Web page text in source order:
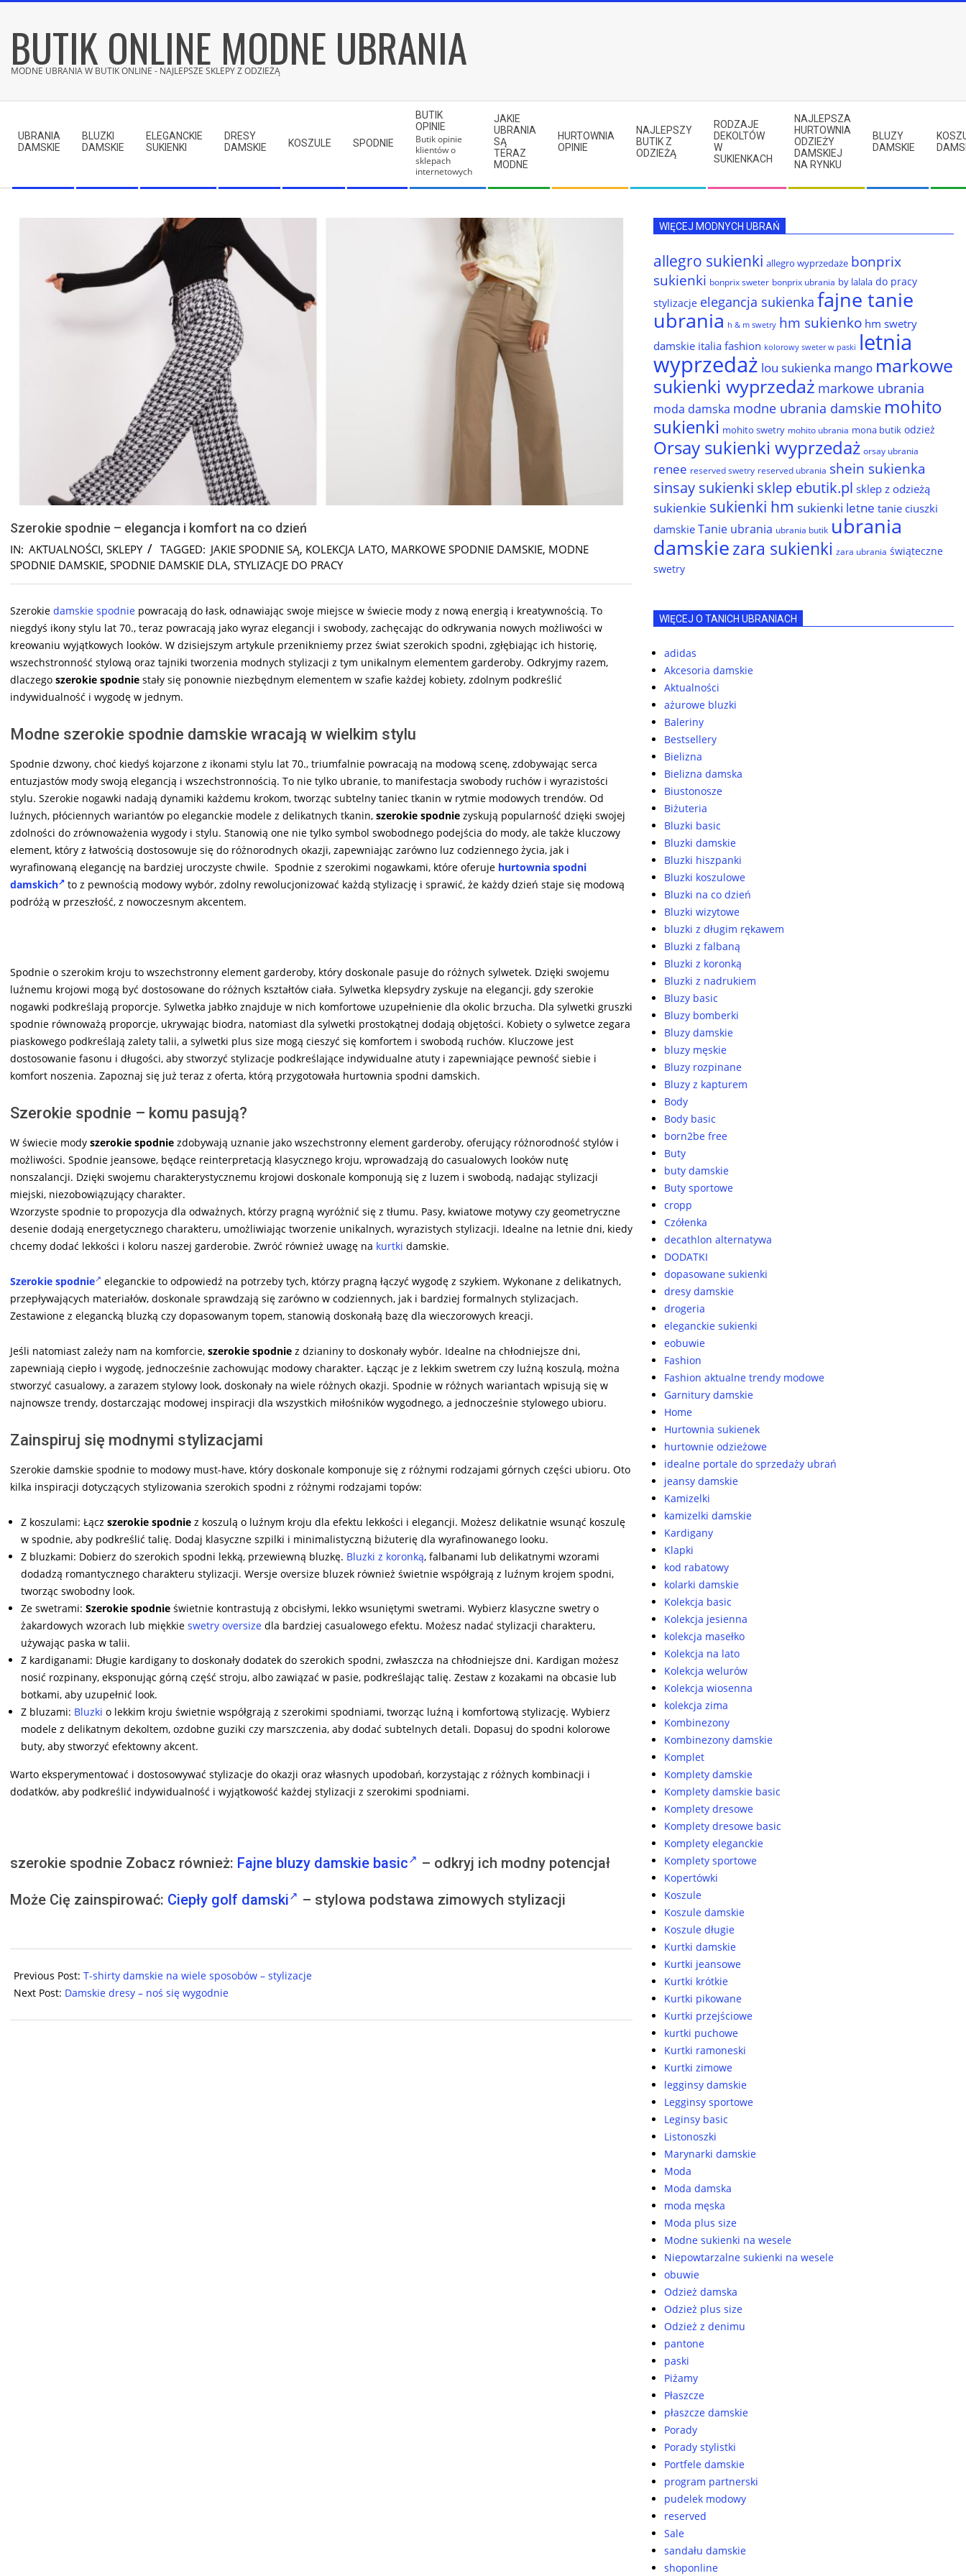
contentBUTIK ONLINE MODNE UBRANIA
MODNE UBRANIA W BUTIK ONLINE - NAJLEPSZE SKLEPY Z ODZIEŻĄ
Menu
UBRANIA
DAMSKIE
BLUZKI
DAMSKIE
ELEGANCKIE
SUKIENKI
DRESY
DAMSKIE
KOSZULE SPODNIE
BUTIK
OPINIE
Butik opinie
klientów o
sklepach
internetowych
JAKIE
UBRANIA
SĄ
TERAZ
MODNE
HURTOWNIA
OPINIE
NAJLEPSZY
BUTIK Z
ODZIEŻĄ
RODZAJE
DEKOLTÓW
W
SUKIENKACH
NAJLEPSZA
HURTOWNIA
ODZIEŻY
DAMSKIEJ
NA RYNKU
BLUZY
DAMSKIE
Szerokie spodnie – elegancja i komfort na co dzień
IN: AKTUALNOŚCI, SKLEPY TAGGED: JAKIE SPODNIE SĄ, KOLEKCJA LATO, MARKOWE SPODNIE DAMSKIE, MODNE
SPODNIE DAMSKIE, SPODNIE DAMSKIE DLA, STYLIZACJE DO PRACY
Szerokie damskie spodnie powracają do łask, odnawiając swoje miejsce w świecie mody z nową energią i kreatywnością. To
niegdyś ikony stylu lat 70., teraz powracają jako wyraz elegancji i swobody, zachęcając do odkrywania nowych możliwości w
kreowaniu wyjątkowych looków. W dzisiejszym artykule przenikniemy przez świat szerokich spodni, zgłębiając ich historię,
wszechstronność stylową oraz tajniki tworzenia modnych stylizacji z tym unikalnym elementem garderoby. Odkryjmy razem,
dlaczego szerokie spodnie stały się ponownie niezbędnym elementem w szafie każdej kobiety, zdolnym podkreślić
indywidualność i wygodę w jednym.
Modne szerokie spodnie damskie wracają w wielkim stylu
Spodnie dzwony, choć kiedyś kojarzone z ikonami stylu lat 70., triumfalnie powracają na modową scenę, zdobywając serca
entuzjastów mody swoją elegancją i wszechstronnością. To nie tylko ubranie, to manifestacja swobody ruchów i wyrazistości
stylu. Szerokie nogawki nadają dynamiki każdemu krokom, tworząc subtelny taniec tkanin w rytmie modowych trendów. Od
luźnych, płóciennych wariantów po eleganckie modele z delikatnych tkanin, szerokie spodnie zyskują popularność dzięki swojej
zdolności do zrównoważenia wygody i stylu. Stanowią one nie tylko symbol swobodnego podejścia do mody, ale także kluczowy
element, który z łatwością dostosowuje się do różnorodnych okazji, zapewniając zarówno luz codziennego życia, jak i
wyrafinowaną elegancję na bardziej uroczyste chwile. Spodnie z szerokimi nogawkami, które oferuje hurtownia spodni
damskich
to z pewnością modowy wybór, zdolny rewolucjonizować każdą stylizację i sprawić, że każdy dzień staje się modową
podróżą w przeszłość, z nowoczesnym akcentem.
Spodnie o szerokim kroju to wszechstronny element garderoby, który doskonale pasuje do różnych sylwetek. Dzięki swojemu
luźnemu krojowi mogą być dostosowane do różnych kształtów ciała. Sylwetka klepsydry zyskuje na elegancji, gdy szerokie
nogawki podkreślają proporcje. Sylwetka jabłko znajduje w nich komfortowe uzupełnienie dla okolic brzucha. Dla sylwetki gruszki
spodnie równoważą proporcje, ukrywając biodra, natomiast dla sylwetki prostokątnej dodają objętości. Kobiety o sylwetce zegara
piaskowego podkreślają zalety talii, a sylwetki plus size mogą cieszyć się komfortem i swobodą ruchów. Kluczowe jest
dostosowanie fasonu i długości, aby stworzyć stylizacje podkreślające indywidualne atuty i zapewniające pewność siebie i
komfort noszenia. Zapoznaj się już teraz z oferta, którą przygotowała hurtownia spodni damskich.
Szerokie spodnie – komu pasują?
W świecie mody szerokie spodnie zdobywają uznanie jako wszechstronny element garderoby, oferujący różnorodność stylów i
możliwości. Spodnie jeansowe, będące reinterpretacją klasycznego kroju, wprowadzają do casualowych looków nutę
nonszalancji. Dzięki swojemu charakterystycznemu krojowi doskonale komponują się z luzem i swobodą, nadając stylizacji
miejski, niezobowiązujący charakter.
Wzorzyste spodnie to propozycja dla odważnych, którzy pragną wyróżnić się z tłumu. Pasy, kwiatowe motywy czy geometryczne
desenie dodają energetycznego charakteru, umożliwiając tworzenie unikalnych, wyrazistych stylizacji. Idealne na letnie dni, kiedy
chcemy dodać lekkości i koloru naszej garderobie. Zwróć również uwagę na kurtki damskie.
Szerokie spodnie
eleganckie to odpowiedź na potrzeby tych, którzy pragną łączyć wygodę z szykiem. Wykonane z delikatnych,
przepływających materiałów, doskonale sprawdzają się zarówno w codziennych, jak i bardziej formalnych stylizacjach.
Zestawione z elegancką bluzką czy dopasowanym topem, stanowią doskonałą bazę dla wieczorowych kreacji.
Jeśli natomiast zależy nam na komforcie, szerokie spodnie z dzianiny to doskonały wybór. Idealne na chłodniejsze dni,
zapewniają ciepło i wygodę, jednocześnie zachowując modowy charakter. Łącząc je z lekkim swetrem czy luźną koszulą, można
stworzyć casualowy, a zarazem stylowy look, doskonały na wiele różnych okazji. Spodnie w różnych wariantach wpisują się w
najnowsze trendy, dostarczając modowej inspiracji dla wszystkich miłośników wygodnego, a jednocześnie stylowego ubioru.
Zainspiruj się modnymi stylizacjami
Szerokie damskie spodnie to modowy must-have, który doskonale komponuje się z różnymi rodzajami górnych części ubioru. Oto
kilka inspiracji dotyczących stylizowania szerokich spodni z różnymi rodzajami topów:
Z koszulami: Łącz szerokie spodnie z koszulą o luźnym kroju dla efektu lekkości i elegancji. Możesz delikatnie wsunąć koszulę
w spodnie, aby podkreślić talię. Dodaj klasyczne szpilki i minimalistyczną biżuterię dla wyrafinowanego looku.
Z bluzkami: Dobierz do szerokich spodni lekką, przewiewną bluzkę. Bluzki z koronką, falbanami lub delikatnymi wzorami
dodadzą romantycznego charakteru stylizacji. Wersje oversize bluzek również świetnie współgrają z luźnym krojem spodni,
tworząc swobodny look.
Ze swetrami: Szerokie spodnie świetnie kontrastują z obcisłymi, lekko wsuniętymi swetrami. Wybierz klasyczne swetry o
żakardowych wzorach lub miękkie swetry oversize dla bardziej casualowego efektu. Możesz nadać stylizacji charakteru,
używając paska w talii.
Z kardiganami: Długie kardigany to doskonały dodatek do szerokich spodni, zwłaszcza na chłodniejsze dni. Kardigan możesz
nosić rozpinany, eksponując górną część stroju, albo zawiązać w pasie, podkreślając talię. Zestaw z kozakami na obcasie lub
botkami, aby uzupełnić look.
Z bluzami: Bluzki o lekkim kroju świetnie współgrają z szerokimi spodniami, tworząc luźną i komfortową stylizację. Wybierz
modele z delikatnym dekoltem, ozdobne guziki czy marszczenia, aby dodać subtelnych detali. Dopasuj do spodni kolorowe
buty, aby stworzyć efektowny akcent.
Warto eksperymentować i dostosowywać stylizacje do okazji oraz własnych upodobań, korzystając z różnych kombinacji i
dodatków, aby podkreślić indywidualność i wyjątkowość każdej stylizacji z szerokimi spodniami.
szerokie spodnie Zobacz również: Fajne bluzy damskie basic – odkryj ich modny potencjał
Może Cię zainspirować: Ciepły golf damski – stylowa podstawa zimowych stylizacji
03-
18
Previous Post: T-shirty damskie na wiele sposobów – stylizacje
Next Post: Damskie dresy – noś się wygodnie
WIĘCEJ MODNYCH UBRAŃ
allegro sukienki allegro wyprzedaże bonprix
sukienki bonprix sweter bonprix ubrania by lalala do pracy
stylizacje elegancja sukienka fajne tanie
ubrania h & m swetry hm sukienko hm swetry
damskie italia fashion kolorowy sweter w paski letnia
wyprzedaż lou sukienka mango markowe
sukienki wyprzedaż markowe ubrania
moda damska modne ubrania damskie mohito
sukienki mohito swetry mohito ubrania mona butik odzież
Orsay sukienki wyprzedaż orsay ubrania
renee reserved swetry reserved ubrania shein sukienka
sinsay sukienki sklep ebutik.pl sklep z odzieżą
sukienkie sukienki hm sukienki letne tanie ciuszki
damskie Tanie ubrania ubrania butik ubrania
damskiezara sukienki zara ubrania świąteczne
swetry
WIĘCEJ O TANICH UBRANIACH
adidas
Akcesoria damskie
Aktualności
ażurowe bluzki
Baleriny
Bestsellery
Bielizna
Bielizna damska
Biustonosze
Biżuteria
Bluzki basic
Bluzki damskie
Bluzki hiszpanki
Bluzki koszulowe
Bluzki na co dzień
Bluzki wizytowe
bluzki z długim rękawem
Bluzki z falbaną
Bluzki z koronką
Bluzki z nadrukiem
Bluzy basic
Bluzy bomberki
Bluzy damskie
bluzy męskie
Bluzy rozpinane
Bluzy z kapturem
Body
Body basic
born2be free
Buty
buty damskie
Buty sportowe
cropp
Czółenka
decathlon alternatywa
DODATKI
dopasowane sukienki
dresy damskie
drogeria
eleganckie sukienki
eobuwie
Fashion
Fashion aktualne trendy modowe
Garnitury damskie
Home
Hurtownia sukienek
hurtownie odzieżowe
idealne portale do sprzedaży ubrań
jeansy damskie
Kamizelki
kamizelki damskie
Kardigany
Klapki
kod rabatowy
kolarki damskie
Kolekcja basic
Kolekcja jesienna
kolekcja masełko
Kolekcja na lato
Kolekcja welurów
Kolekcja wiosenna
kolekcja zima
Kombinezony
Kombinezony damskie
Komplet
Komplety damskie
Komplety damskie basic
Komplety dresowe
Komplety dresowe basic
Komplety eleganckie
Komplety sportowe
Kopertówki
Koszule
Koszule damskie
Koszule długie
Kurtki damskie
Kurtki jeansowe
Kurtki krótkie
Kurtki pikowane
Kurtki przejściowe
kurtki puchowe
Kurtki ramoneski
Kurtki zimowe
legginsy damskie
Legginsy sportowe
Leginsy basic
Listonoszki
Marynarki damskie
Moda
Moda damska
moda męska
Moda plus size
Modne sukienki na wesele
Niepowtarzalne sukienki na wesele
obuwie
Odzież damska
Odzież plus size
Odzież z denimu
pantone
paski
Piżamy
Płaszcze
płaszcze damskie
Porady
Porady stylistki
Portfele damskie
program partnerski
pudelek modowy
reserved
Sale
sandału damskie
shoponline